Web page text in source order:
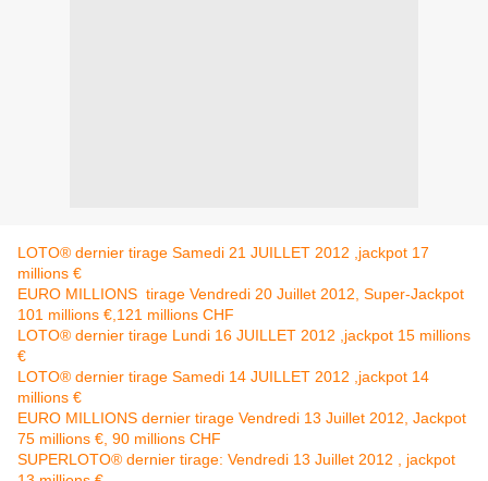
LOTO® dernier tirage Samedi 21 JUILLET 2012 ,jackpot 17
millions €
EURO MILLIONS tirage Vendredi 20 Juillet 2012, Super-Jackpot
101 millions €,121 millions CHF
LOTO® dernier tirage Lundi 16 JUILLET 2012 ,jackpot 15 millions
€
LOTO® dernier tirage Samedi 14 JUILLET 2012 ,jackpot 14
millions €
EURO MILLIONS dernier tirage Vendredi 13 Juillet 2012, Jackpot
75 millions €, 90 millions CHF
SUPERLOTO® dernier tirage: Vendredi 13 Juillet 2012 , jackpot